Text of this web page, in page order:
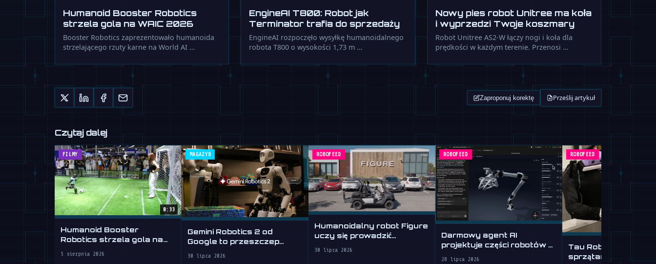
Humanoid Booster Robotics
strzela gola na WAIC 2026
Booster Robotics zaprezentowało humanoida
strzelającego rzuty karne na World AI …
EngineAI T800: Robot jak
Terminator trafia do sprzedaży
EngineAI rozpoczęło wysyłkę humanoidalnego
robota T800 o wysokości 1,73 m …
Nowy pies robot Unitree ma koła
i wyprzedzi Twoje koszmary
Robot Unitree AS2-W łączy nogi i koła dla
prędkości w każdym terenie. Przenosi …
Zaproponuj korektę Prześlij artykuł
Czytaj dalej
FILMY
0:33
Humanoid Booster
Robotics strzela gola na
5 sierpnia 2026
MAGAZYN
Gemini Robotics 2 od
Google to przeszczep
30 lipca 2026
ROBOFEED
Humanoidalny robot Figure
uczy się prowadzić
30 lipca 2026
ROBOFEED
Darmowy agent AI
projektuje części robotów z
28 lipca 2026
ROBOFEED
Tau Robotics
sprzątanie